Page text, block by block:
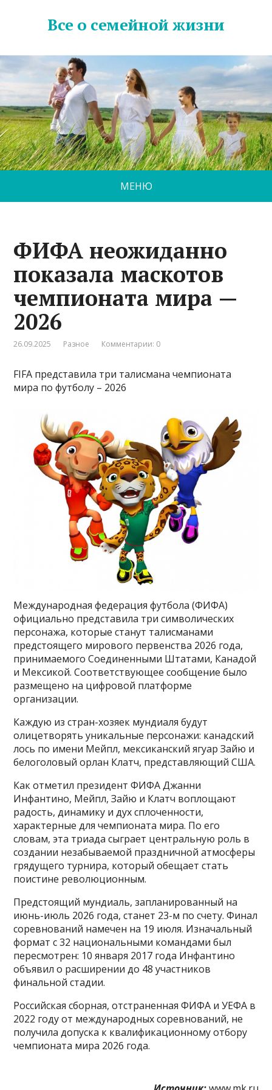
Все о семейной жизни
МЕНЮ
ФИФА неожиданно
показала маскотов
чемпионата мира —
2026
26.09.2025 Разное Комментарии: 0
FIFA представила три талисмана чемпионата
мира по футболу – 2026
Международная федерация футбола (ФИФА)
официально представила три символических
персонажа, которые станут талисманами
предстоящего мирового первенства 2026 года,
принимаемого Соединенными Штатами, Канадой
и Мексикой. Соответствующее сообщение было
размещено на цифровой платформе
организации.
Каждую из стран-хозяек мундиаля будут
олицетворять уникальные персонажи: канадский
лось по имени Мейпл, мексиканский ягуар Зайю и
белоголовый орлан Клатч, представляющий США.
Как отметил президент ФИФА Джанни
Инфантино, Мейпл, Зайю и Клатч воплощают
радость, динамику и дух сплоченности,
характерные для чемпионата мира. По его
словам, эта триада сыграет центральную роль в
создании незабываемой праздничной атмосферы
грядущего турнира, который обещает стать
поистине революционным.
Предстоящий мундиаль, запланированный на
июнь-июль 2026 года, станет 23-м по счету. Финал
соревнований намечен на 19 июля. Изначальный
формат с 32 национальными командами был
пересмотрен: 10 января 2017 года Инфантино
объявил о расширении до 48 участников
финальной стадии.
Российская сборная, отстраненная ФИФА и УЕФА в
2022 году от международных соревнований, не
получила допуска к квалификационному отбору
чемпионата мира 2026 года.